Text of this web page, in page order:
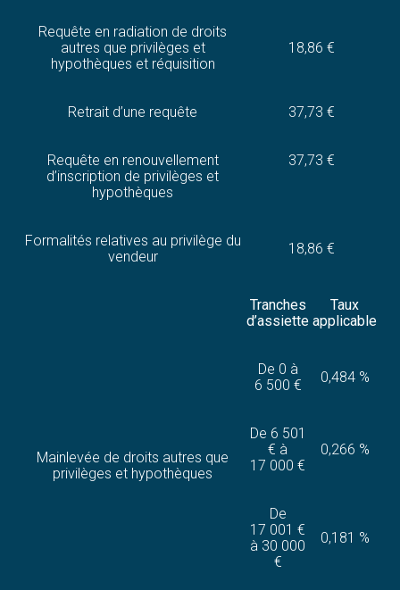
Requête en radiation de droits
autres que privilèges et
hypothèques et réquisition
18,86 €
Retrait d’une requête 37,73 €
Requête en renouvellement
d’inscription de privilèges et
hypothèques
37,73 €
Formalités relatives au privilège du
vendeur
18,86 €
Mainlevée de droits autres que
privilèges et hypothèques
Tranches
d’assiette
Taux
applicable
De 0 à
6 500 €
0,484 %
De 6 501
€ à
17 000 €
0,266 %
De
17 001 €
à 30 000
€
0,181 %